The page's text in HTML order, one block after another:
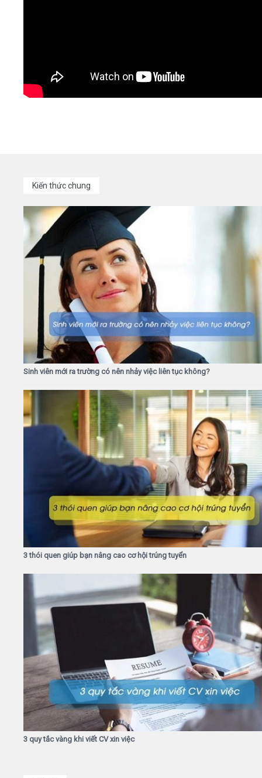
Kiến thức chung
Sinh viên mới ra trường có nên nhảy việc liên tục không?
3 thói quen giúp bạn nâng cao cơ hội trúng tuyển
3 quy tắc vàng khi viết CV xin việc